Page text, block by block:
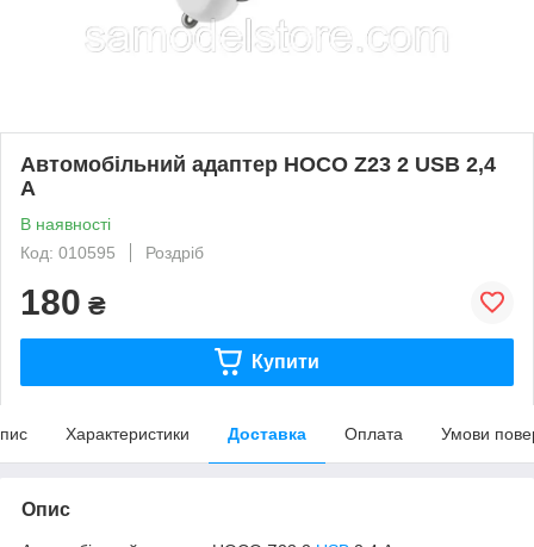
Автомобільний адаптер HOCO Z23 2 USB 2,4
А
В наявності
Код: 010595
Роздріб
180 ₴
Купити
Характеристики Доставка Оплата Умови
Опис